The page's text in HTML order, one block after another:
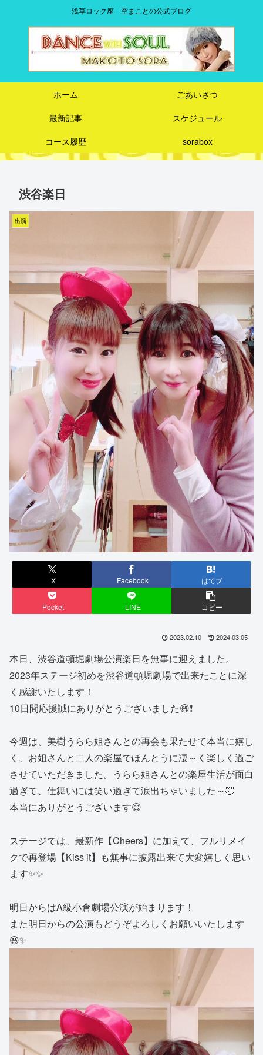
浅草ロック座 空まことの公式ブログ
ホーム
ごあいさつ
最新記事
スケジュール
コース履歴
sorabox
渋谷楽日
出演
X Facebook はてブ
Pocket LINE コピー
2023.02.10 2024.03.05
本日、渋谷道頓堀劇場公演楽日を無事に迎えました。
2023年ステージ初めを渋谷道頓堀劇場で出来たことに深
く感謝いたします！
10日間応援誠にありがとうございました😄❗️
今週は、美樹うらら姐さんとの再会も果たせて本当に嬉し
く、お姐さんと二人の楽屋でほんとうに凄～く楽しく過ご
させていただきました。うらら姐さんとの楽屋生活が面白
過ぎて、仕舞いには笑い過ぎて涙出ちゃいました～🤣
本当にありがとうございます😊
ステージでは、最新作【Cheers】に加えて、フルリメイ
クで再登場【Kiss it】も無事に披露出来て大変嬉しく思い
ます✨✨
明日からはA級小倉劇場公演が始まります！
また明日からの公演もどうぞよろしくお願いいたします
😃✨